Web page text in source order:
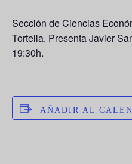
Sección de Ciencias
Tortella. PresentaJavier
19:30h.
AÑADIR AL